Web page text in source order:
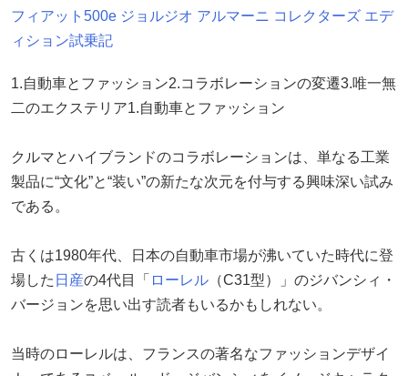
フィアット500e ジョルジオ アルマーニ コレクターズ エデ
ィション試乗記
1.自動車とファッション2.コラボレーションの変遷3.唯一無
二のエクステリア1.自動車とファッション
クルマとハイブランドのコラボレーションは、単なる工業
製品に“文化”と“装い”の新たな次元を付与する興味深い試み
である。
古くは1980年代、日本の自動車市場が沸いていた時代に登
場した 日産の4代目「 ローレル （C31型）」のジバンシィ・
バージョンを思い出す読者もいるかもしれない。
当時のローレルは、フランスの著名なファッションデザイ